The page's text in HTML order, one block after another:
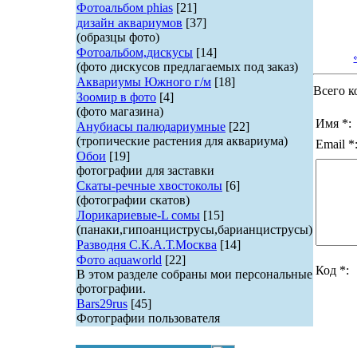
Фотоальбом phias [21]
дизайн аквариумов [37]
(образцы фото)
Фотоальбом,дискусы [14]
(фото дискусов предлагаемых под заказ)
Аквариумы Южного г/м [18]
Зоомир в фото [4]
(фото магазина)
Анубиасы палюдариумные [22]
(тропические растения для аквариума)
Обои [19]
фотографии для заставки
Скаты-речные хвостоколы [6]
(фотографии скатов)
Лорикариевые-L сомы [15]
(панаки,гипоанциструсы,барианциструсы)
Разводня С.К.А.Т.Москва [14]
Фото aquaworld [22]
В этом разделе собраны мои персональные
фотографии.
Bars29rus [45]
Фотографии пользователя
Всего
Имя *:
Email *:
Код *: